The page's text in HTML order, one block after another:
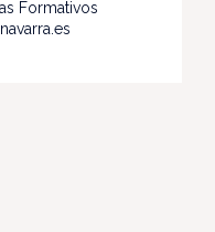
Formativos